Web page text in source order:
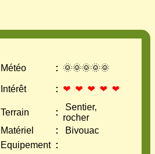
Météo : 🌞🌞🌞🌞🌞
Intérêt : ❤ ❤ ❤ ❤ ❤
Terrain :
Sentier,
rocher
Matériel :
Bivouac
Equipement :